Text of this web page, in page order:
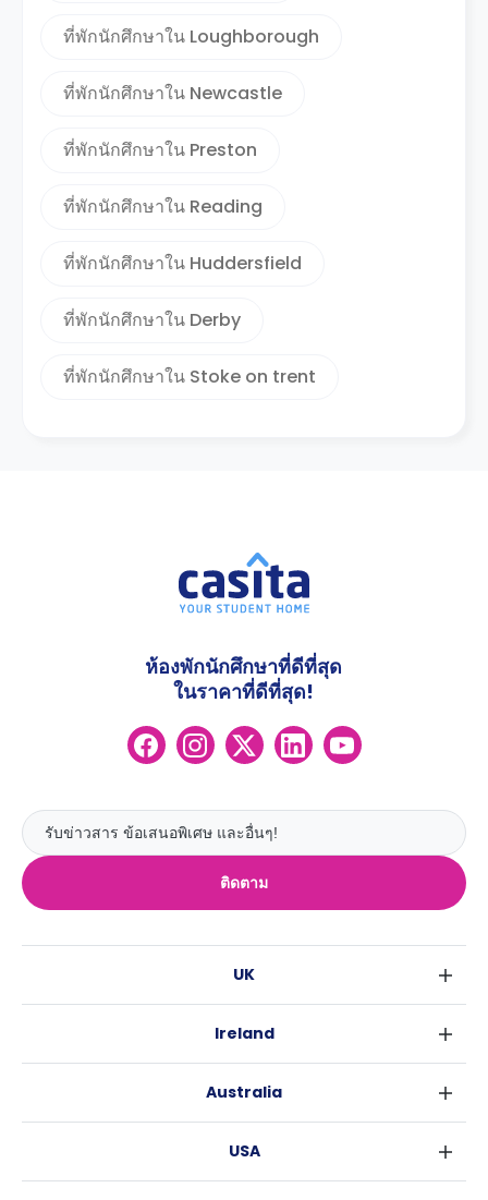
ที่พักนักศึกษาใน Loughborough
ที่พักนักศึกษาใน Newcastle
ที่พักนักศึกษาใน Preston
ที่พักนักศึกษาใน Reading
ที่พักนักศึกษาใน Huddersfield
ที่พักนักศึกษาใน Derby
ที่พักนักศึกษาใน Stoke on trent
ติดตาม
ห้องพักนักศึกษาที่ดีที่สุด
ในราคาที่ดีที่สุด!
UK
กลาสโกว
เอดินเบอระ
Ireland
Australia
USA